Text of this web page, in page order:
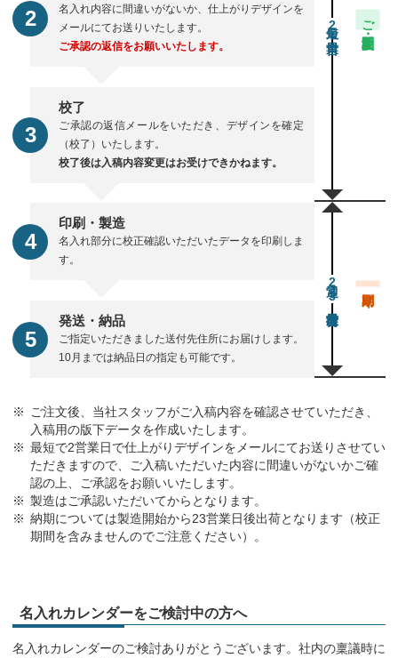
名入れ内容に間違いがないか、仕上がりデザインを
メールにてお送りいたします。
ご承認の返信をお願いいたします。
校了
ご承認の返信メールをいただき、デザインを確定
（校了）いたします。
校了後は入稿内容変更はお受けできかねます。
2 ご注文・校正期間
印刷・製造
名入れ部分に校正確認いただいたデータを印刷しま
す。
発送・納品
ご指定いただきました送付先住所にお届けします。
10月までは納品日の指定も可能です。
通常23営業日後出荷
ご注文後、当社スタッフがご入稿内容を確認させていただき、
入稿用の版下データを作成いたします。
最短で2営業日で仕上がりデザインをメールにてお送りさせてい
ただきますので、ご入稿いただいた内容に間違いがないかご確
認の上、ご承認をお願いいたします。
製造はご承認いただいてからとなります。
納期については製造開始から23営業日後出荷となります（校正
期間を含みませんのでご注意ください）。
名入れカレンダーをご検討中の方へ
名入れカレンダーのご検討ありがとうございます。社内の稟議時に